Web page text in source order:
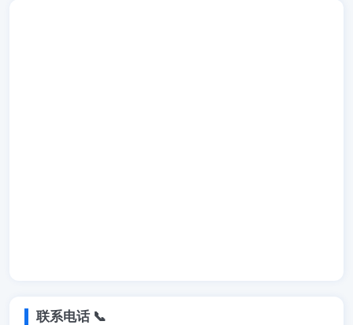
联系电话 📞